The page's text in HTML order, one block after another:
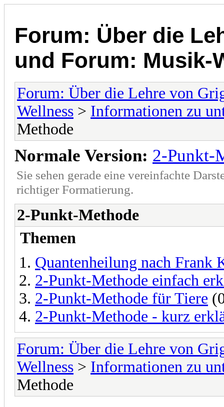
Forum: Über die
und Forum: Musik-
Forum: Über die Lehre von
Wellness > Informationen zu
Methode
Normale Version: 2-Punkt-
Sie sehen gerade eine vereinfachte
richtiger Formatierung.
2-Punkt-Methode
Themen
Quantenheilung nach Frank
2-Punkt-Methode einfach
2-Punkt-Methode für Tiere
2-Punkt-Methode - kurz
Forum: Über die Lehre von
Wellness > Informationen zu
Methode